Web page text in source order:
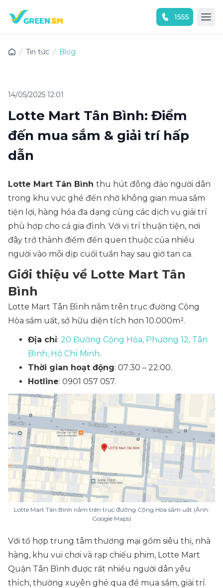
1555
Tin tức Blog
14/05/2025 12:01
Lotte Mart Tân Bình: Điểm
đến mua sắm & giải trí hấp
dẫn
Lotte Mart Tân Bình thu hút đông đảo người dân
trong khu vực ghé đến nhờ không gian mua sắm
tiện lợi, hàng hóa đa dạng cùng các dịch vụ giải trí
phù hợp cho cả gia đình. Với vị trí thuận tiện, nơi
đây trở thành điểm đến quen thuộc của nhiều
người vào mỗi dịp cuối tuần hay sau giờ tan ca.
Giới thiệu về Lotte Mart Tân
Bình
Lotte Mart Tân Bình nằm trên trục đường Cộng
Hòa sầm uất, sở hữu diện tích hơn 10.000m².
Địa chỉ: 20 Đường Cộng Hòa, Phường 12, Tân
Bình, Hồ Chí Minh.
Thời gian hoạt động: 07:30 – 22:00.
Hotline: 0901 057 057.
Lotte Mart Tân Bình nằm trên trục đường Cộng Hòa sầm uất (Ảnh:
Google Maps)
Với tổ hợp trung tâm thương mại gồm siêu thị, nhà
hàng, khu vui chơi và rạp chiếu phim, Lotte Mart
Quận Tân Bình được rất nhiều người dân yêu
thích, thường xuyên ghé qua để mua sắm, giải trí.